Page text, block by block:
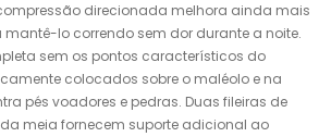
direcionada melhora ainda mais
lo correndo sem dor durante a noite.
sem os pontos característicos do
colocados sobre o maléolo e na
pés voadores e pedras. Duas fileiras de
meia fornecem suporte adicional ao